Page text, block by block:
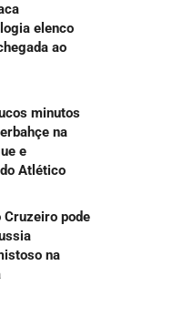
elenco
ao
minutos
na
e
Atlético
pode
na